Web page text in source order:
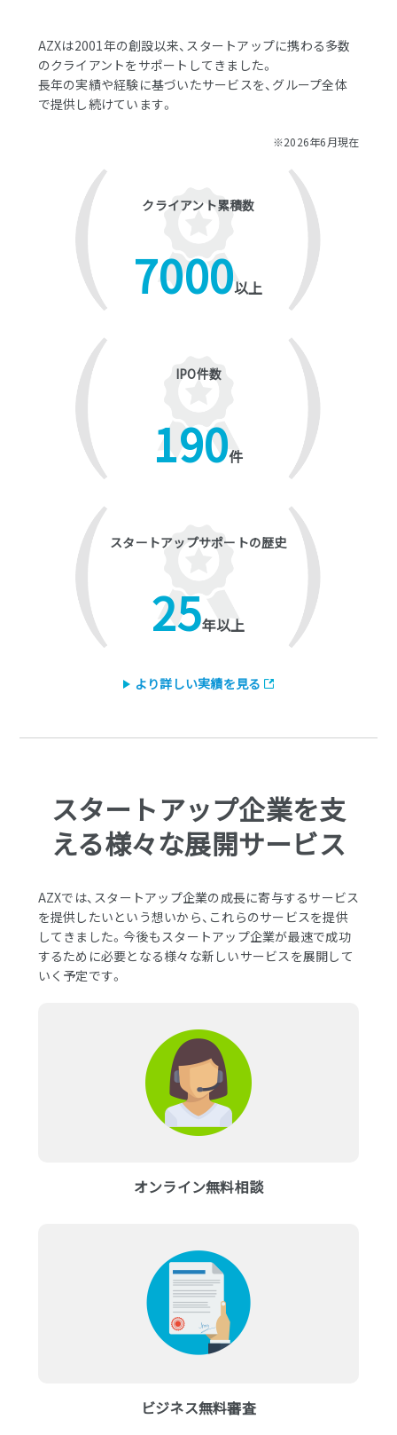
AZXは2001年の創設以来、スタートアップに携わる多数
のクライアントをサポートしてきました。
長年の実績や経験に基づいたサービスを、グループ全体
で提供し続けています。
※2026年6月現在
クライアント累積数
7000以上
IPO件数
190件
スタートアップサポートの歴史
25年以上
より詳しい実績を見る
スタートアップ企業を支
える様々な展開サービス
AZXでは、スタートアップ企業の成長に寄与するサービス
を提供したいという想いから、これらのサービスを提供
してきました。今後もスタートアップ企業が最速で成功
するために必要となる様々な新しいサービスを展開して
いく予定です。
オンライン無料相談
ビジネス無料審査